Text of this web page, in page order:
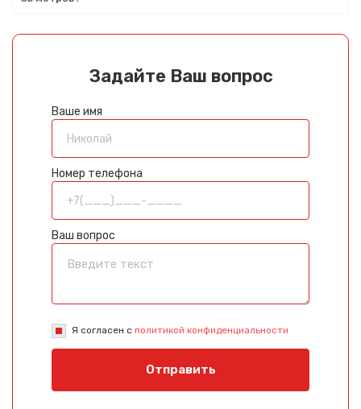
Задайте Ваш вопрос
Ваше имя
Номер телефона
Ваш вопрос
Я согласен с политикой конфиденциальности
Отправить